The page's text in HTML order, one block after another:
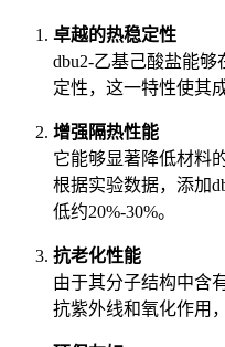
卓越的热稳定性
dbu2-乙基己酸盐能够
定性，这一特性使其
增强隔热性能
它能够显著降低材料
根据实验数据，添加
低约20%-30%。
抗老化性能
由于其分子结构中含
抗紫外线和氧化作用